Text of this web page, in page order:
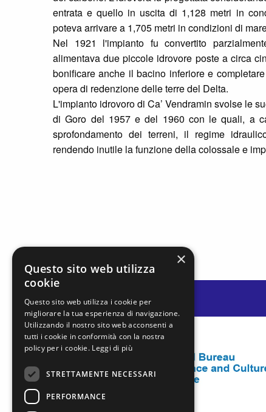
entrata e quello in uscita di 1,128 metri in
poteva arrivare a 1,705 metri in condizioni di
Nel 1921 l'impianto fu convertito
alimentava due piccole idrovore poste a circa
bonificare anche il bacino inferiore e
opera di redenzione delle terre del Delta.
L'impianto idrovoro di Ca’ Vendramin svolse le
di Goro del 1957 e del 1960 con le quali, a
sprofondamento dei terreni, il regime
rendendo inutile la funzione della colossale e
×
Questo sito web utilizza
cookie
Questo sito web utilizza i cookie per
migliorare la tua esperienza di navigazione.
Utilizzando il nostro sito web acconsenti a
tutti i cookie in conformità con la nostra
policy per i cookie. Leggi di più
STRETTAMENTE NECESSARI
PERFORMANCE